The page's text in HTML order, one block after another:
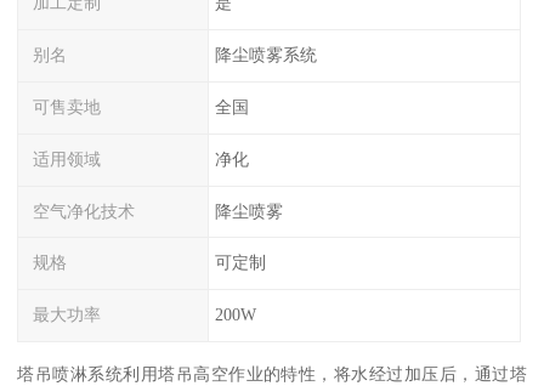
别名 降尘喷雾系统
可售卖地 全国
适用领域 净化
空气净化技术 降尘喷雾
规格 可定制
最大功率 200W
塔吊喷淋系统利用塔吊高空作业的特性，将水经过加压后，通过塔